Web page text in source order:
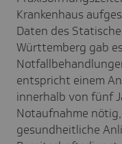
Krankenhaus
Daten des
Württemberg gab
entspricht einem
innerhalb von fünf
Notaufnahme
gesundheitliche